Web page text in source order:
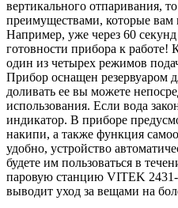
вертикального отпаривания,
преимуществами, которые вам
Например, уже через 60
готовности прибора к
один из четырех режимов
Прибор оснащен резервуаром
доливать ее вы можете
использования. Если вода
индикатор. В приборе
накипи, а также функция
удобно, устройство
будете им пользоваться в
паровую станцию VITEK
выводит уход за вещами на